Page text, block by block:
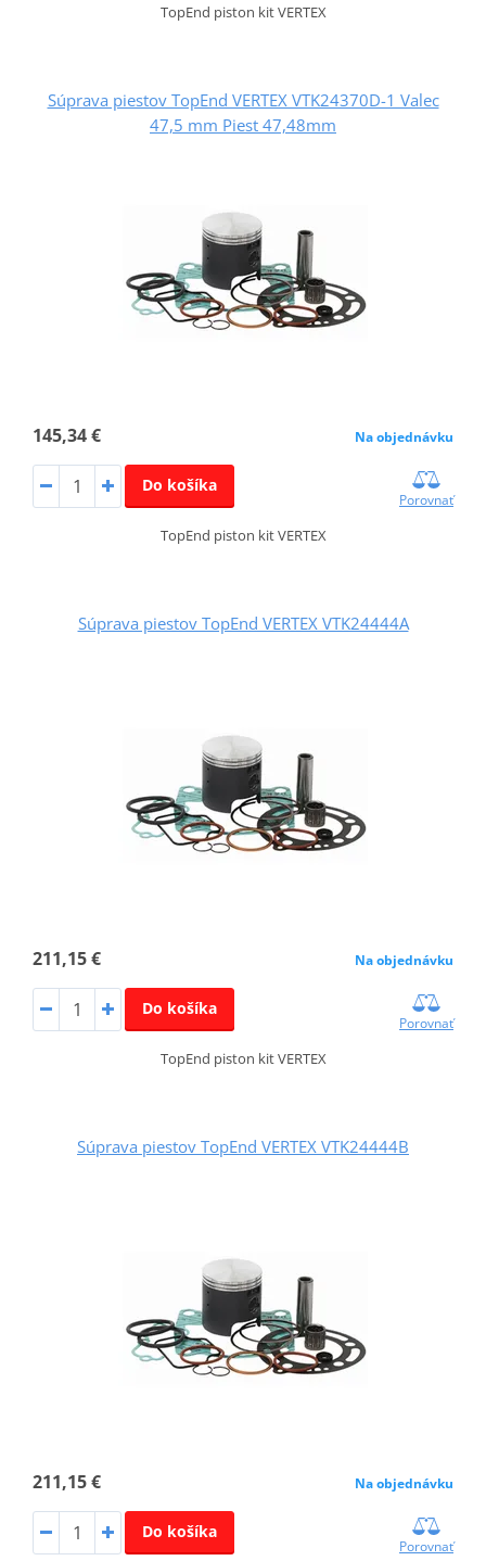
TopEnd piston kit VERTEX
Súprava piestov TopEnd VERTEX VTK24370D-1 Valec
47,5 mm Piest 47,48mm
145,34 € Na objednávku
Do košíka
Porovnať
TopEnd piston kit VERTEX
Súprava piestov TopEnd VERTEX VTK24444A
211,15 € Na objednávku
Do košíka
Porovnať
TopEnd piston kit VERTEX
Súprava piestov TopEnd VERTEX VTK24444B
211,15 € Na objednávku
Do košíka
Porovnať